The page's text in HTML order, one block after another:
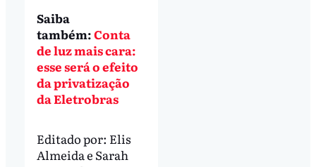
Saiba
também:Conta
de luz mais cara:
esse será o efeito
da privatização
da Eletrobras
Editado por: Elis
Almeidae Sarah